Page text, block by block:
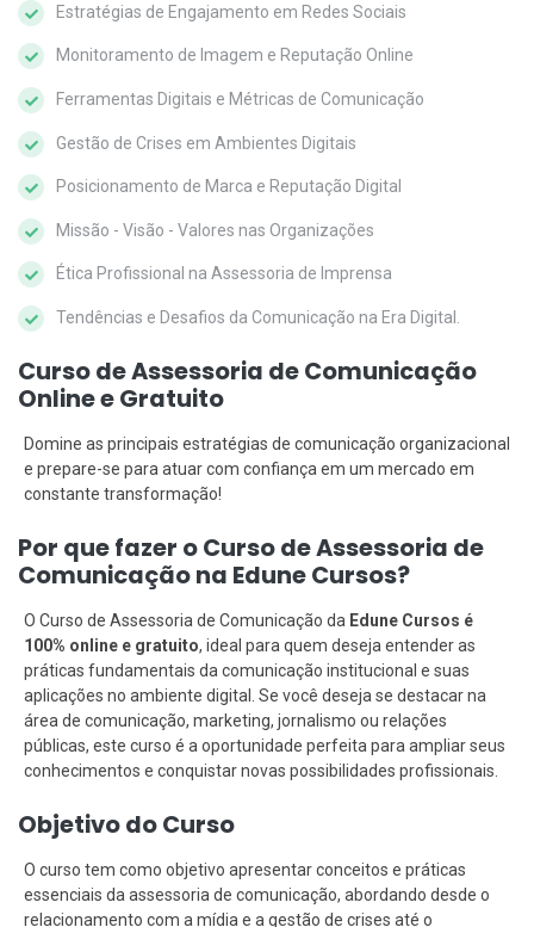
Estratégias de Engajamento em Redes Sociais
Monitoramento de Imagem e Reputação Online
Ferramentas Digitais e Métricas de Comunicação
Gestão de Crises em Ambientes Digitais
Posicionamento de Marca e Reputação Digital
Missão - Visão - Valores nas Organizações
Ética Profissional na Assessoria de Imprensa
Tendências e Desafios da Comunicação na Era Digital.
Curso de Assessoria de Comunicação
Online e Gratuito
Domine as principais estratégias de comunicação organizacional
e prepare-se para atuar com confiança em um mercado em
constante transformação!
Por que fazer o Curso de Assessoria de
Comunicação na Edune Cursos?
O Curso de Assessoria de Comunicação da Edune Cursos é
100% online e gratuito, ideal para quem deseja entender as
práticas fundamentais da comunicação institucional e suas
aplicações no ambiente digital. Se você deseja se destacar na
área de comunicação, marketing, jornalismo ou relações
públicas, este curso é a oportunidade perfeita para ampliar seus
conhecimentos e conquistar novas possibilidades profissionais.
Objetivo do Curso
O curso tem como objetivo apresentar conceitos e práticas
essenciais da assessoria de comunicação, abordando desde o
relacionamento com a mídia e a gestão de crises até o